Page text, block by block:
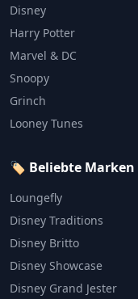
Disney
Harry Potter
Marvel & DC
Snoopy
Grinch
Looney Tunes
🏷️ Beliebte Marken
Loungefly
Disney Traditions
Disney Britto
Disney Showcase
Disney Grand Jester